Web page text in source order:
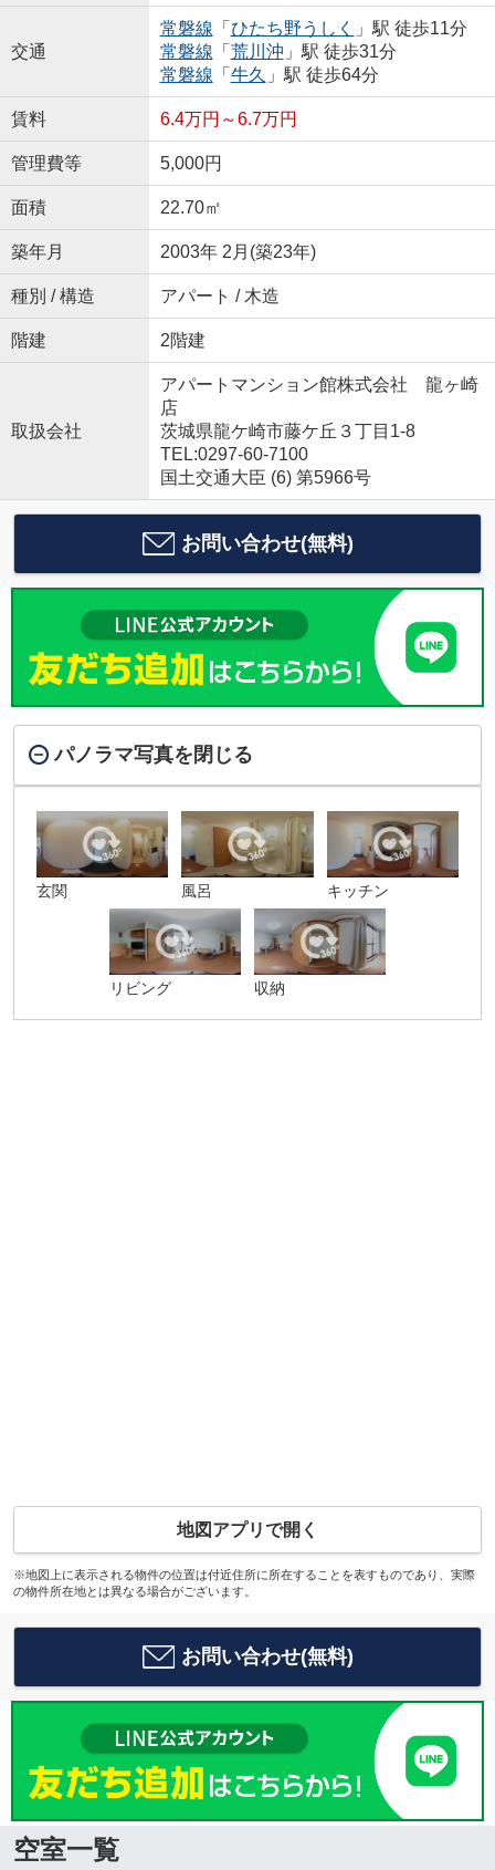
交通
常磐線 「 ひたち野うしく
」駅 徒歩11分
常磐線 「 荒川沖 」駅 徒歩31分
常磐線 「 牛久 」駅 徒歩64分
賃料 6.4万円～6.7万円
管理費等 5,000円
面積 22.70㎡
築年月 2003年 2月(築23年)
種別 / 構造 アパート / 木造
階建 2階建
取扱会社
アパートマンション館株式会社 龍ヶ崎
店
茨城県龍ケ崎市藤ケ丘３丁目1-8
TEL:0297-60-7100
国土交通大臣 (6) 第5966号
お問い合わせ(無料)
パノラマ写真を閉じる
玄関 風呂 キッチン
リビング 収納
地図アプリで開く
※地図上に表示される物件の位置は付近住所に所在することを表すものであり、実際
の物件所在地とは異なる場合がございます。
お問い合わせ(無料)
空室一覧